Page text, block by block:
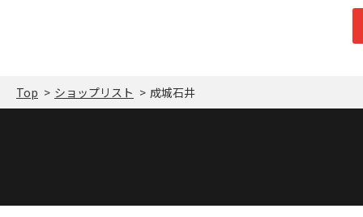
Top ショップリスト 成城石井